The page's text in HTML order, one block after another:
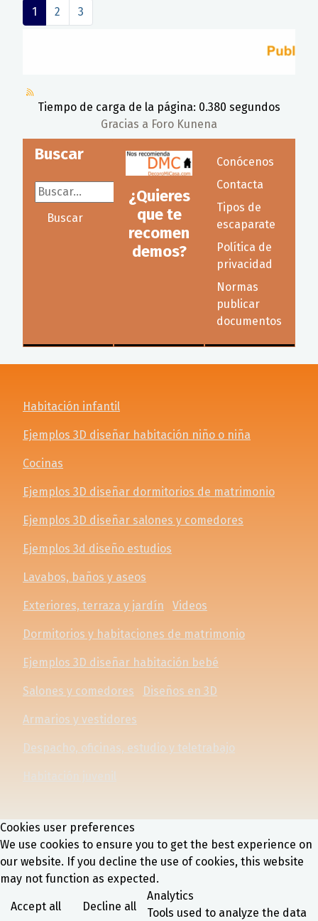
1 2 3
Tiempo de carga de la página: 0.380 segundos
Gracias a Foro Kunena
Buscar
Buscar...
Buscar
¿Quieres
que te
recomen
demos?
Conócenos
Contacta
Tipos de
escaparate
Política de
privacidad
Normas
publicar
documentos
Habitación infantil
Ejemplos 3D diseñar habitación niño o niña
Cocinas
Ejemplos 3D diseñar dormitorios de matrimonio
Ejemplos 3D diseñar salones y comedores
Ejemplos 3d diseño estudios
Lavabos, baños y aseos
Exteriores, terraza y jardín Videos
Dormitorios y habitaciones de matrimonio
Ejemplos 3D diseñar habitación bebé
Salones y comedores Diseños en 3D
Armarios y vestidores
Despacho, oficinas, estudio y teletrabajo
Habitación juvenil
Cookies user preferences
We use cookies to ensure you to get the best experience on
our website. If you decline the use of cookies, this website
may not function as expected.
Accept all Decline all
Analytics
Tools used to analyze the data